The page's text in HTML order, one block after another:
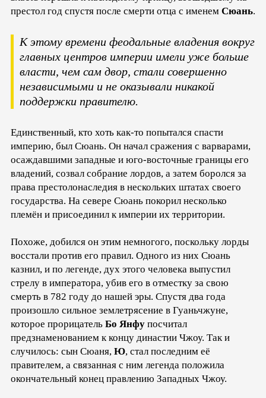
престол год спустя после смерти отца с именем Сюань.
К этому времени феодальные владения вокруг
главных центров империи имели уже больше
власти, чем сам двор, стали совершенно
независимыми и не оказывали никакой
поддержки правителю.
Единственный, кто хоть как-то попытался спасти
империю, был Сюань. Он начал сражения с варварами,
осаждавшими западные и юго-восточные границы его
владений, созвал собрание лордов, а затем боролся за
права престолонаследия в нескольких штатах своего
государства. На севере Сюань покорил несколько
племён и присоединил к империи их территории.
Похоже, добился он этим немногого, поскольку лорды
восстали против его правил. Одного из них Сюань
казнил, и по легенде, дух этого человека выпустил
стрелу в императора, убив его в отместку за свою
смерть в 782 году до нашей эры. Спустя два года
произошло сильное землетрясение в Гуаньчжуне,
которое прорицатель Бо Янфу посчитал
предзнаменованием к концу династии Чжоу. Так и
случилось: сын Сюаня, Ю, стал последним её
правителем, а связанная с ним легенда положила
окончательный конец правлению Западных Чжоу.